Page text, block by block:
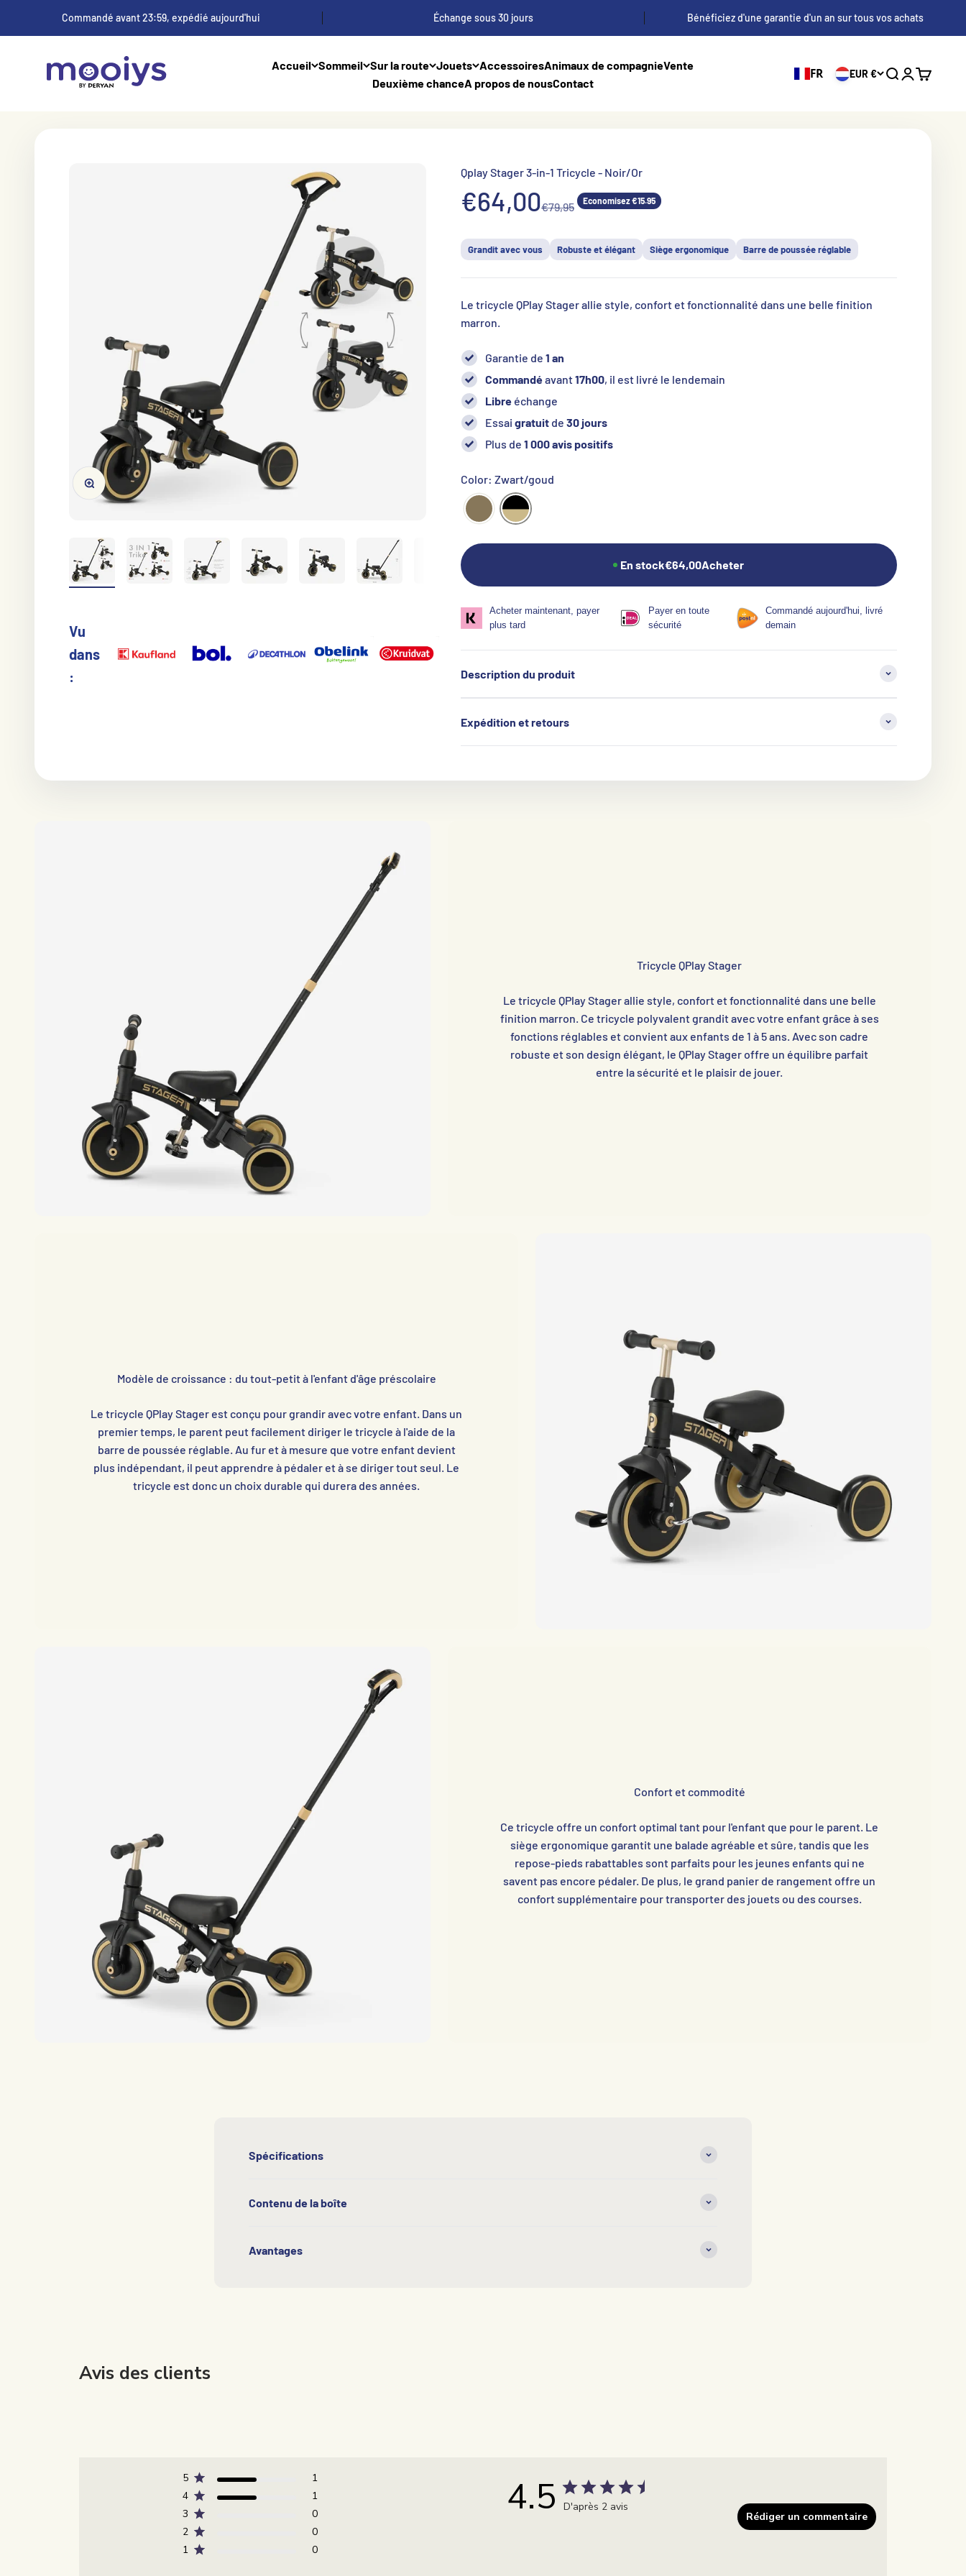
Commandé avant 23:59, expédié aujourd'hui Échange sous 30 jours Bénéficiez d'une garantie d'un an sur tous vos achats
Accueil Sommeil Sur la route Jouets AccessoiresAnimaux de compagnieVente
Deuxième chanceA propos de nousContact
Mooiys
FR EUR € Recherche
Se connecter
Panier
Zoom avant/arrière
Vu
dans
:
Qplay Stager 3-in-1 Tricycle - Noir/Or
Aanbiedingsprijs
€64,00Normale prijs
€79,95 Economisez €15.95
Grandit avec vous Robuste et élégant Siège ergonomique Barre de poussée réglable
Le tricycle QPlay Stager allie style, confort et fonctionnalité dans une belle finition
marron.
Garantie de 1 an
Commandéavant17h00, il est livré le lendemain
Libre échange
Essai gratuit de 30 jours
Plus de 1 000 avis positifs
Color: Zwart/goud
En stock€64,00Acheter
Acheter maintenant, payer
plus tard
Payer en toute
sécurité
Commandé aujourd'hui, livré
demain
Description du produit
Expédition et retours
Tricycle QPlay Stager
Le tricycle QPlay Stager allie style, confort et fonctionnalité dans une belle
finition marron. Ce tricycle polyvalent grandit avec votre enfant grâce à ses
fonctions réglables et convient aux enfants de 1 à 5 ans. Avec son cadre
robuste et son design élégant, le QPlay Stager offre un équilibre parfait
entre la sécurité et le plaisir de jouer.
Modèle de croissance : du tout-petit à l'enfant d'âge préscolaire
Le tricycle QPlay Stager est conçu pour grandir avec votre enfant. Dans un
premier temps, le parent peut facilement diriger le tricycle à l'aide de la
barre de poussée réglable. Au fur et à mesure que votre enfant devient
plus indépendant, il peut apprendre à pédaler et à se diriger tout seul. Le
tricycle est donc un choix durable qui durera des années.
Confort et commodité
Ce tricycle offre un confort optimal tant pour l'enfant que pour le parent. Le
siège ergonomique garantit une balade agréable et sûre, tandis que les
repose-pieds rabattables sont parfaits pour les jeunes enfants qui ne
savent pas encore pédaler. De plus, le grand panier de rangement offre un
confort supplémentaire pour transporter des jouets ou des courses.
Spécifications
Contenu de la boîte
Avantages
Avis des clients
4.5 D'après 2 avis
5
1
4
1
3
0
2
0
1
0
Rédiger un commentaire